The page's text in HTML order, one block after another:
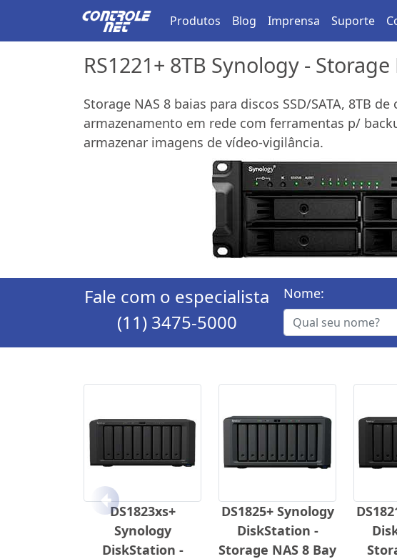
Produtos Blog Imprensa Suporte
RS1221+ 8TB Synology -
Storage NAS 8 baias para discos SSD/SATA, 8TB
armazenamento em rede com ferramentas p/
armazenar imagens de vídeo-vigilância.
Fale com o especialista
(11) 3475-5000
Nome:
DS1823xs+
Synology
DiskStation -
DS1825+ Synology
DiskStation -
Storage NAS 8 Bay
Anterior